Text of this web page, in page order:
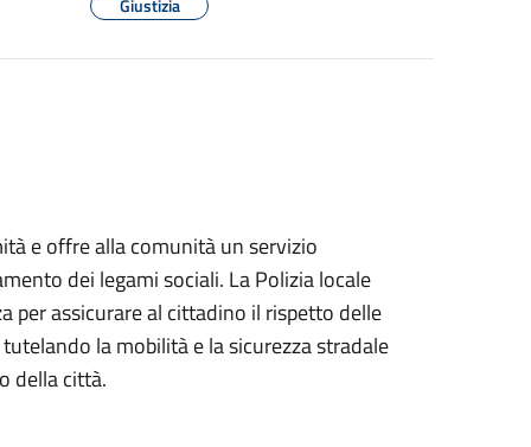
Giustizia
e offre alla comunità un servizio
dei legami sociali. La Polizia locale
per assicurare al cittadino il rispetto delle
la mobilità e la sicurezza stradale
della città.